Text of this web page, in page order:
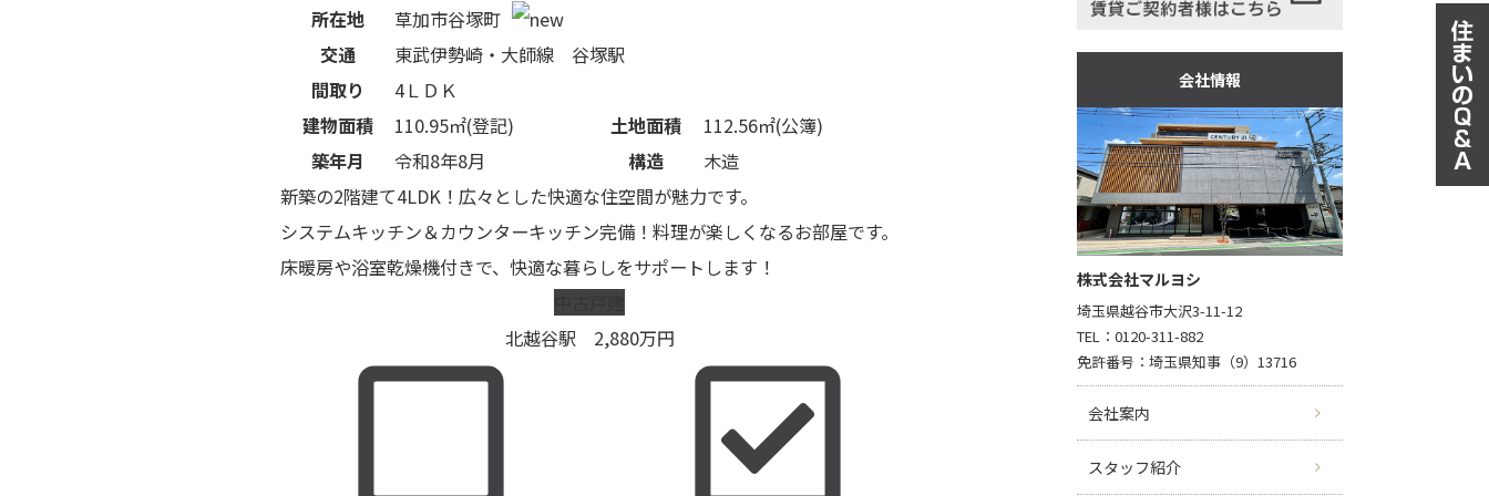
所在地
草加市谷塚町
交通
東武伊勢崎・大師線 谷塚駅
間取り
4ＬＤＫ
建物面積
110.95㎡(登記) 土地面積
112.56㎡(公簿)
築年月
令和8年8月 構造
木造
新築の2階建て4LDK！広々とした快適な住空間が魅力です。
システムキッチン＆カウンターキッチン完備！料理が楽しくなるお部屋です。
床暖房や浴室乾燥機付きで、快適な暮らしをサポートします！
北越谷駅
2,880万円
会社情報
株式会社マルヨシ
埼玉県越谷市大沢3-11-12
TEL：0120-311-882
免許番号：埼玉県知事（9）13716
会社案内
スタッフ紹介